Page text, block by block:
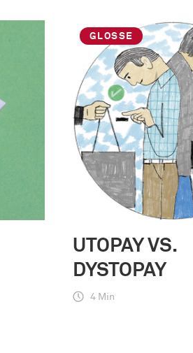
GLOSSE
UTOPAY VS.
DYSTOPAY
4 Min